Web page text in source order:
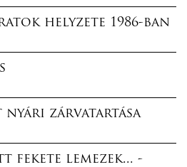
helyzete 1986-ban
zárvatartása
fekete lemezek... -